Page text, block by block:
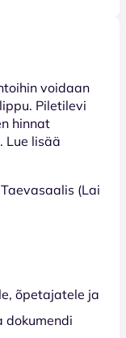
voidaan
Piletilevi
hinnat
Lue lisää
(Lai
õpetajatele ja
dokumendi